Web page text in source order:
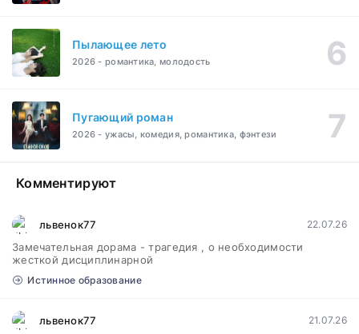
Пылающее лето
2026 - романтика, молодость
Пугающий роман
2026 - ужасы, комедия, романтика, фэнтези
Комментируют
львенок77 22.07.26
Замечательная дорама - трагедия , о необходимости
жесткой дисциплинарной
Истинное образование
львенок77 21.07.26